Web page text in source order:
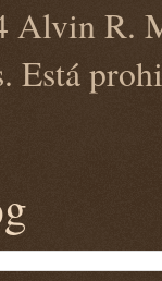
Alvin R.
Está